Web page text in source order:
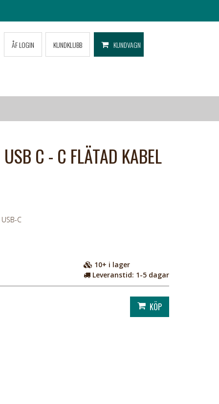
ÅF LOGIN KUNDKLUBB KUNDVAGN
C - C FLÄTAD KABEL
C
10+ i lager
Leveranstid: 1-5 dagar